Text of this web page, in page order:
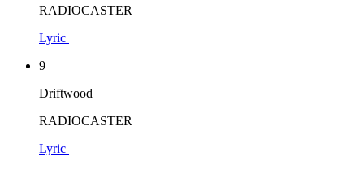
RADIOCASTER
Lyric
9
Driftwood
RADIOCASTER
Lyric